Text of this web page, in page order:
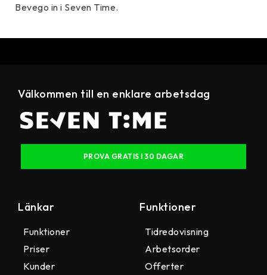
Bevego in i Seven Time.
Välkommen till en enklare arbetsdag
PROVA GRATIS I 30 DAGAR
Länkar
Funktioner
Priser
Kunder
Funktioner
Tidredovisning
Arbetsorder
Offerter